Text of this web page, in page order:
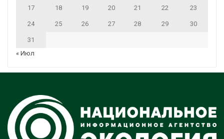
17 18 19 20 21 22 23
24 25 26 27 28 29 30
31
« Июл